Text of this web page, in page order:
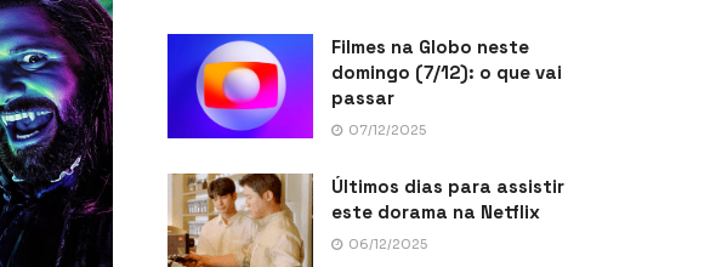
Filmes na Globo neste
domingo (7/12): o que vai
passar
07/12/2025
Últimos dias para assistir
este dorama na Netflix
06/12/2025